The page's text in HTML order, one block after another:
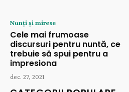
Nunți și mirese
Cele mai frumoase
discursuri pentru nuntă, ce
trebuie să spui pentru a
impresiona
dec. 27, 2021